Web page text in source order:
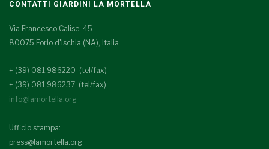
CONTATTI GIARDINI LA MORTELLA
Via Francesco Calise, 45
80075 Forio d'Ischia (NA), Italia
+ (39) 081.986220 (tel/fax)
+ (39) 081.986237 (tel/fax)
info@lamortella.org
Ufficio stampa:
press@lamortella.org